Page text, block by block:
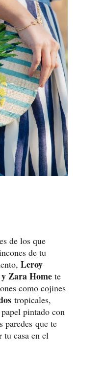
de los que
de tu
Leroy
Zara Home te
como cojines
tropicales,
pintado con
paredes que te
tu casa en el